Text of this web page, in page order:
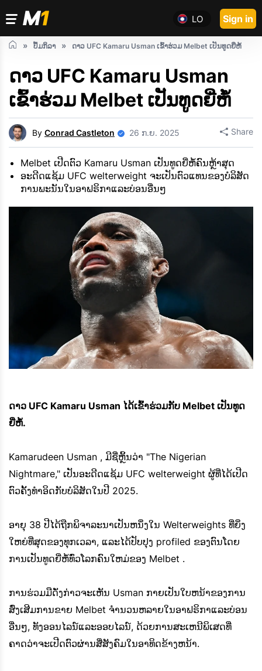
LO Sign in
ປຶ້ມກິລາ ດາວ UFC Kamaru Usman ເຂົ້າຮ່ວມ Melbet ເປັນທູດຍີ່ຫໍ້
ດາວ UFC Kamaru Usman
ເຂົ້າຮ່ວມ Melbet ເປັນທູດຍີ່ຫໍ້
By Conrad Castleton 26 ກ.ຍ. 2025 Share
Melbet ເປີດຕົວ Kamaru Usman ເປັນທູດຍີ່ຫໍ້ຄົນຫຼ້າສຸດ
ອະດີດແຊ້ມ UFC welterweight ຈະເປັນຕົວແທນຂອງບໍລິສັດ
ການພະນັນໃນອາຟຣິກາແລະບ່ອນອື່ນໆ
ດາວ UFC Kamaru Usman ໄດ້ເຂົ້າຮ່ວມກັບ Melbet ເປັນທູດ
ຍີ່ຫໍ້.
Kamarudeen Usman , ມີຊື່ຫຼິ້ນວ່າ "The Nigerian
Nightmare," ເປັນອະດີດແຊ້ມ UFC welterweight ຜູ້ທີ່ໄດ້ເປີດ
ຕົວຄັ້ງທໍາອິດກັບບໍລິສັດໃນປີ 2025.
ອາຍຸ 38 ປີໄດ້ຖືກພິຈາລະນາເປັນຫນຶ່ງໃນ Welterweights ທີ່ຍິ່ງ
ໃຫຍ່ທີ່ສຸດຂອງທຸກເວລາ, ແລະໄດ້ປັບປຸງ profiled ຂອງຕົນໂດຍ
ການເປັນທູດຍີ່ຫໍ້ທົ່ວໂລກຄົນໃຫມ່ຂອງ Melbet .
ການຮ່ວມມືດັ່ງກ່າວຈະເຫັນ Usman ກາຍເປັນໃບຫນ້າຂອງການ
ສົ່ງເສີມການຂາຍ Melbet ຈໍານວນຫລາຍໃນອາຟຣິກາແລະບ່ອນ
ອື່ນໆ, ທັງອອນໄລນ໌ແລະອອບໄລນ໌, ດ້ວຍການສະເຫນີພິເສດທີ່
ຄາດວ່າຈະເປີດຕົວຜ່ານສື່ສັງຄົມໃນອາທິດຂ້າງຫນ້າ.